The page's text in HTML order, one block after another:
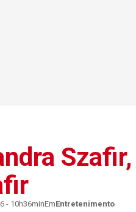
- 10h36minEmEntretenimento